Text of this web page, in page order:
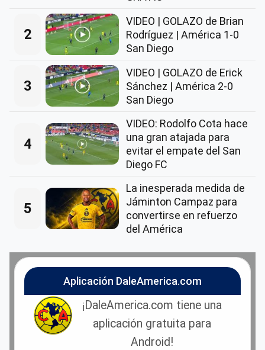
2
VIDEO | GOLAZO de Brian
Rodríguez | América 1-0
San Diego
3
VIDEO | GOLAZO de Erick
Sánchez | América 2-0
San Diego
4
VIDEO: Rodolfo Cota hace
una gran atajada para
evitar el empate del San
Diego FC
5
La inesperada medida de
Jáminton Campaz para
convertirse en refuerzo
del América
Aplicación DaleAmerica.com
¡DaleAmerica.com tiene una
aplicación gratuita para
Android!